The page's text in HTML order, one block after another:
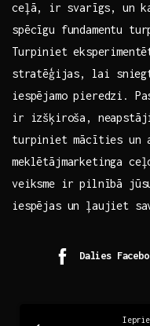
‌ceļā, ⁣ir svarīgs, un
spēcīgu fundamentu
Turpiniet
⁣stratēģijas, ⁤lai
iespējamo pieredzi.
ir izšķiroša,
turpiniet mācīties un
meklētājmarketinga
veiksme‍ ir pilnībā
iespējas​ un​ ļaujiet
Dalies